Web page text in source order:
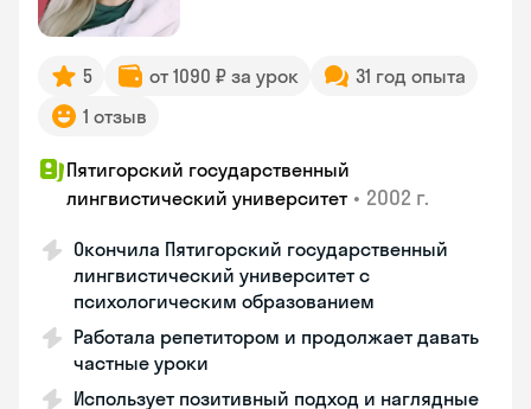
5 от 1090 ₽ за урок
31 год опыта
1 отзыв
Пятигорский государственный
лингвистический университет • 2002 г.
Окончила Пятигорский государственный
лингвистический университет с
психологическим образованием
Работала репетитором и продолжает давать
частные уроки
Использует позитивный подход и наглядные